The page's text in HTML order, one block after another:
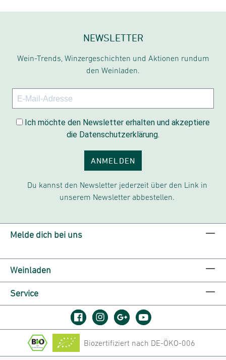
NEWSLETTER
Wein-Trends, Winzergeschichten und Aktionen rundum
den Weinladen.
Ich möchte den Newsletter erhalten und akzeptiere
die Datenschutzerklärung.
ANMELDEN
Du kannst den Newsletter jederzeit über den Link in
unserem Newsletter abbestellen.
Melde dich bei uns
Weinladen
Service
Biozertifiziert nach DE-ÖKO-006